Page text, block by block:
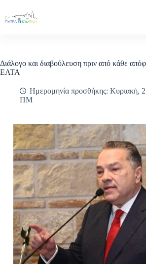
περιεχόμενο
Διάλογο και διαβούλευση πριν από κάθε
ΕΛΤΑ
Ημερομηνία προσθήκης: Κυριακή,
ΠΜ